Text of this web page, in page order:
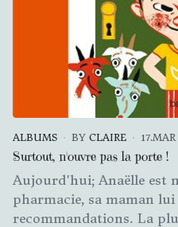
ALBUMS BY CLAIRE 17.MAR
Surtout, n'ouvre pas la porte !
Aujourd'hui; Anaëlle est
pharmacie, sa maman
recommandations. La